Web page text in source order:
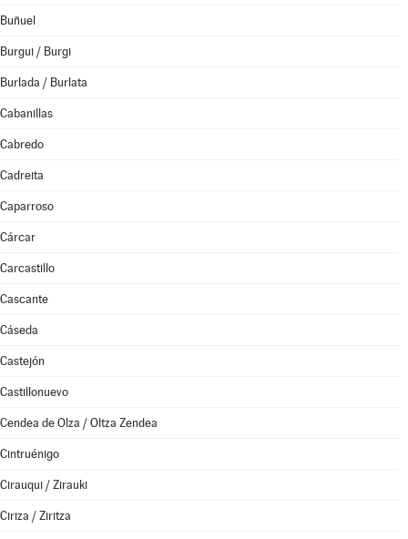
Buñuel
Burgui / Burgi
Burlada / Burlata
Cabanillas
Cabredo
Cadreita
Caparroso
Cárcar
Carcastillo
Cascante
Cáseda
Castejón
Castillonuevo
Cendea de Olza / Oltza Zendea
Cintruénigo
Cirauqui / Zirauki
Ciriza / Ziritza